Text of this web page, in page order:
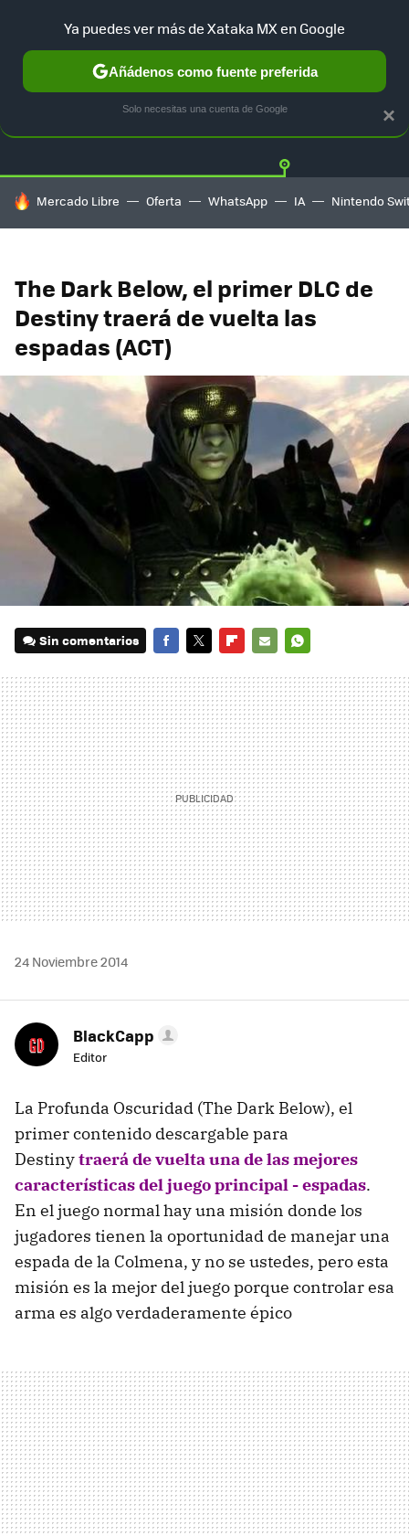
Twitter
HOY SE HABLA DE
Mercado Libre Oferta WhatsApp IA Nintendo
The Dark Below, el primer DLC de
Destiny traerá de vuelta las
espadas (ACT)
Sin comentarios
MAIL
24 Noviembre 2014
BlackCapp
Editor
La Profunda Oscuridad (The Dark Below), el
primer contenido descargable para
Destinytraerá de vuelta una de las mejores
características del juego principal - espadas.
En el juego normal hay una misión donde los
jugadores tienen la oportunidad de manejar una
espada de la Colmena, y no se ustedes, pero esta
misión es la mejor del juego porque controlar esa
arma es algo verdaderamente épico
×
Ya puedes ver más de Xataka MX en Google
Añádenos como fuente preferida
Solo necesitas una cuenta de Google